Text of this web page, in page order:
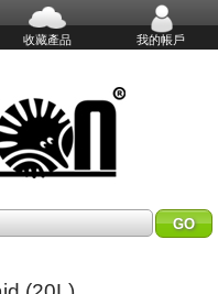
收藏產品 我的帳戶